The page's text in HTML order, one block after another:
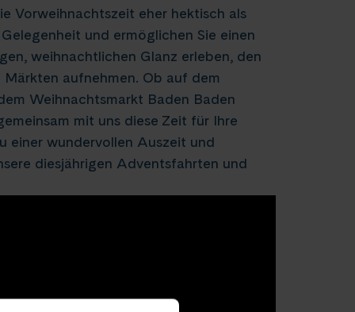
Vorweihnachtszeit eher hektisch als
und ermöglichen Sie einen
weihnachtlichen Glanz erleben, den
aufnehmen. Ob auf dem
Weihnachtsmarkt Baden Baden
mit uns diese Zeit für Ihre
einer wundervollen Auszeit und
diesjährigen Adventsfahrten und